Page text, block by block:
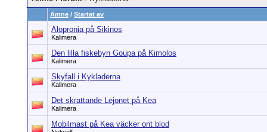
Ämne / Startat av
Alopronia på Sikinos
Kalimera
Den lilla fiskebyn Goupa på Kimolos
Kalimera
Skyfall i Kykladerna
Kalimera
Det skrattande Lejonet på Kea
Kalimera
Mobilmast på Kea väcker ont blod